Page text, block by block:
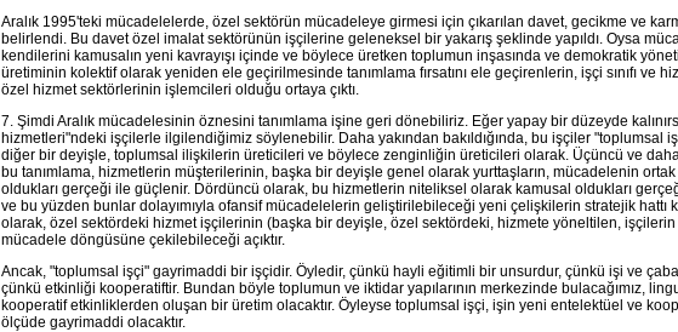
Aralık 1995'teki mücadelelerde, özel sektörün mücadeleye girmesi için çıkarılan davet, gecikme ve
belirlendi. Bu davet özel imalat sektörünün işçilerine geleneksel bir yakarış şeklinde yapıldı. Oysa
kendilerini kamusalın yeni kavrayışı içinde ve böylece üretken toplumun inşasında ve demokratik
üretiminin kolektif olarak yeniden ele geçirilmesinde tanımlama fırsatını ele geçirenlerin, işçi sınıfı ve
özel hizmet sektörlerinin işlemcileri olduğu ortaya çıktı.
7. Şimdi Aralık mücadelesinin öznesini tanımlama işine geri dönebiliriz. Eğer yapay bir düzeyde
hizmetleri"ndeki işçilerle ilgilendiğimiz söylenebilir. Daha yakından bakıldığında, bu işçiler "toplumsal
diğer bir deyişle, toplumsal ilişkilerin üreticileri ve böylece zenginliğin üreticileri olarak. Üçüncü ve daha
bu tanımlama, hizmetlerin müşterilerinin, başka bir deyişle genel olarak yurttaşların, mücadelenin
oldukları gerçeği ile güçlenir. Dördüncü olarak, bu hizmetlerin niteliksel olarak kamusal oldukları
ve bu yüzden bunlar dolayımıyla ofansif mücadelelerin geliştirilebileceği yeni çelişkilerin stratejik hattı
olarak, özel sektördeki hizmet işçilerinin (başka bir deyişle, özel sektördeki, hizmete yöneltilen,
mücadele döngüsüne çekilebileceği açıktır.
Ancak, "toplumsal işçi" gayrimaddi bir işçidir. Öyledir, çünkü hayli eğitimli bir unsurdur, çünkü işi ve
çünkü etkinliği kooperatiftir. Bundan böyle toplumun ve iktidar yapılarının merkezinde bulacağımız,
kooperatif etkinliklerden oluşan bir üretim olacaktır. Öyleyse toplumsal işçi, işin yeni entelektüel ve
ölçüde gayrimaddi olacaktır.